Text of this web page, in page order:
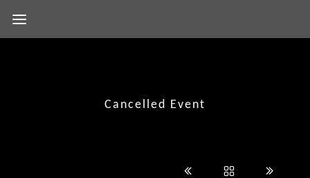
Cancelled Event